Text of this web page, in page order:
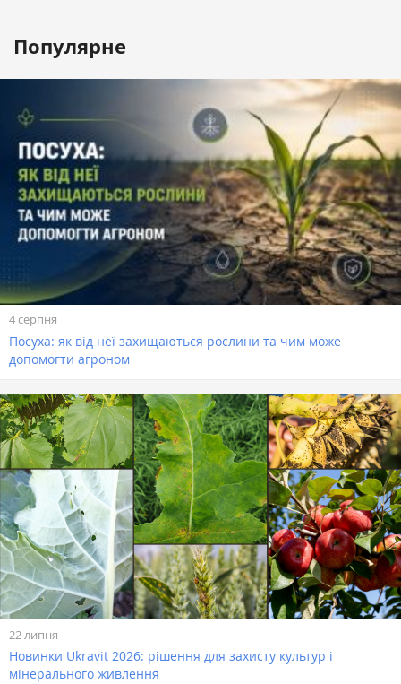
Популярне
4 серпня
Посуха: як від неї захищаються рослини та чим може
допомогти агроном
22 липня
Новинки Ukravit 2026: рішення для захисту культур і
мінерального живлення